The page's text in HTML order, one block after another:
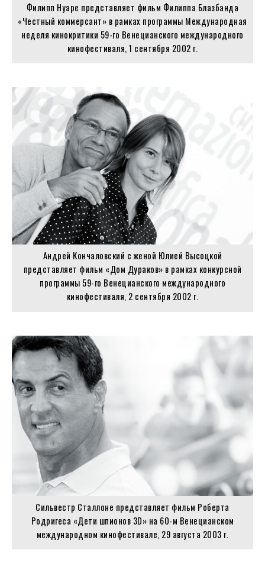
Филипп Нуаре представляет фильм Филиппа Блазбанда
«Честный коммерсант» в рамках программы Международная
неделя кинокритики 59-го Венецианского международного
кинофестиваля, 1 сентября 2002 г.
Андрей Кончаловский с женой Юлией Высоцкой
представляет фильм «Дом Дураков» в рамках конкурсной
программы 59-го Венецианского международного
кинофестиваля, 2 сентября 2002 г.
Сильвестр Сталлоне представляет фильм Роберта
Родригеса «Дети шпионов 3D» на 60-м Венецианском
международном кинофестивале, 29 августа 2003 г.